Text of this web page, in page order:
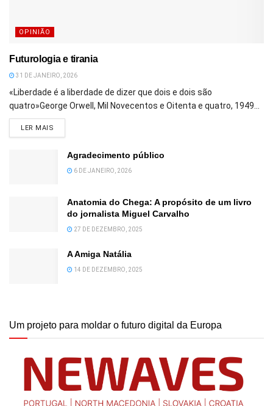
OPINIÃO
Futurologia e tirania
31 DE JANEIRO, 2026
«Liberdade é a liberdade de dizer que dois e dois são
quatro»George Orwell, Mil Novecentos e Oitenta e quatro, 1949...
LER MAIS
Agradecimento público
6 DE JANEIRO, 2026
Anatomia do Chega: A propósito de um livro
do jornalista Miguel Carvalho
27 DE DEZEMBRO, 2025
A Amiga Natália
14 DE DEZEMBRO, 2025
Um projeto para moldar o futuro digital da Europa